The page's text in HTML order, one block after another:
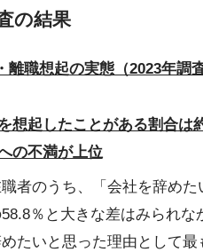
の結果
離職想起の実態（2023年調
想起したことがある割合は
の不満が上位
者のうち、「会社を辞めた
％と大きな差はみられな
たいと思った理由として